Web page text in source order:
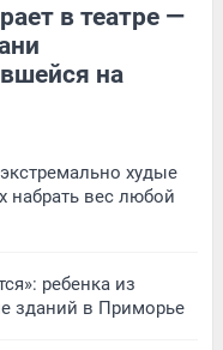
в театре —
на
худые
набрать вес любой
ребенка из
зданий в Приморье